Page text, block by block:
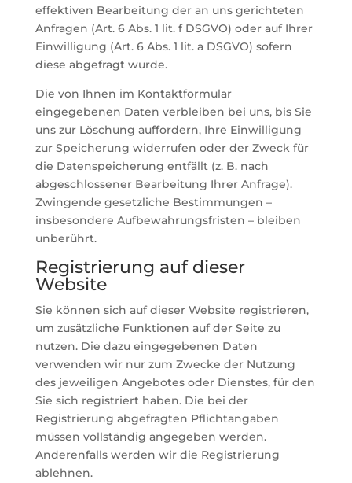
effektiven Bearbeitung der an uns gerichteten
Anfragen (Art. 6 Abs. 1 lit. f DSGVO) oder auf Ihrer
Einwilligung (Art. 6 Abs. 1 lit. a DSGVO) sofern
diese abgefragt wurde.
Die von Ihnen im Kontaktformular
eingegebenen Daten verbleiben bei uns, bis Sie
uns zur Löschung auffordern, Ihre Einwilligung
zur Speicherung widerrufen oder der Zweck für
die Datenspeicherung entfällt (z. B. nach
abgeschlossener Bearbeitung Ihrer Anfrage).
Zwingende gesetzliche Bestimmungen –
insbesondere Aufbewahrungsfristen – bleiben
unberührt.
Registrierung auf dieser
Website
Sie können sich auf dieser Website registrieren,
um zusätzliche Funktionen auf der Seite zu
nutzen. Die dazu eingegebenen Daten
verwenden wir nur zum Zwecke der Nutzung
des jeweiligen Angebotes oder Dienstes, für den
Sie sich registriert haben. Die bei der
Registrierung abgefragten Pflichtangaben
müssen vollständig angegeben werden.
Anderenfalls werden wir die Registrierung
ablehnen.